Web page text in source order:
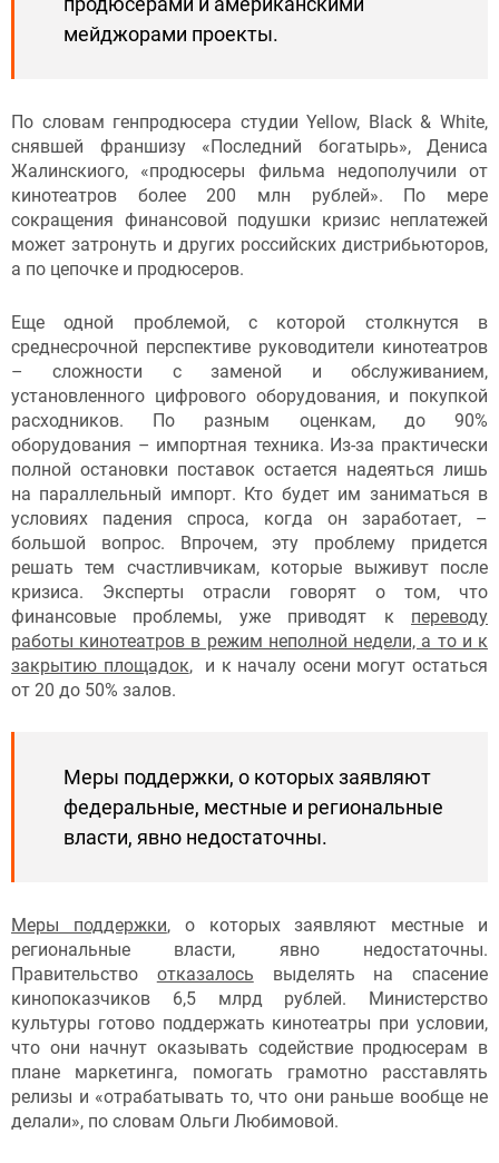
мейджорами проекты.
По словам генпродюсера студии Yellow, Black & White,
снявшей франшизу «Последний богатырь», Дениса
Жалинскиого, «продюсеры фильма недополучили от
кинотеатров более 200 млн рублей». По мере
сокращения финансовой подушки кризис неплатежей
может затронуть и других российских дистрибьюторов,
а по цепочке и продюсеров.
Еще одной проблемой, с которой столкнутся в
среднесрочной перспективе руководители кинотеатров
– сложности с заменой и обслуживанием,
установленного цифрового оборудования, и покупкой
расходников. По разным оценкам, до 90%
оборудования – импортная техника. Из-за практически
полной остановки поставок остается надеяться лишь
на параллельный импорт. Кто будет им заниматься в
условиях падения спроса, когда он заработает, –
большой вопрос. Впрочем, эту проблему придется
решать тем счастливчикам, которые выживут после
кризиса. Эксперты отрасли говорят о том, что
финансовые проблемы, уже приводят к переводу
работы кинотеатров в режим неполной недели, а то и к
закрытию площадок, и к началу осени могут остаться
от 20 до 50% залов.
Меры поддержки, о которых заявляют
федеральные, местные и региональные
власти, явно недостаточны.
Меры поддержки, о которых заявляют местные и
региональные власти, явно недостаточны.
Правительство отказалось выделять на спасение
кинопоказчиков 6,5 млрд рублей. Министерство
культуры готово поддержать кинотеатры при условии,
что они начнут оказывать содействие продюсерам в
плане маркетинга, помогать грамотно расставлять
релизы и «отрабатывать то, что они раньше вообще не
делали», по словам Ольги Любимовой.